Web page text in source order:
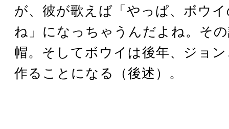
が、彼が歌えば「やっぱ、ボウ
ね」になっちゃうんだよね。そ
帽。そしてボウイは後年、ジョ
作ることになる（後述）。